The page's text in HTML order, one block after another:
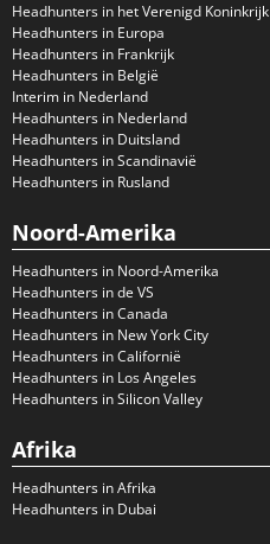
Headhunters in het Verenigd Koninkrijk
Headhunters in Europa
Headhunters in Frankrijk
Headhunters in België
Interim in Nederland
Headhunters in Nederland
Headhunters in Duitsland
Headhunters in Scandinavië
Headhunters in Rusland
Noord-Amerika
Headhunters in Noord-Amerika
Headhunters in de VS
Headhunters in Canada
Headhunters in New York City
Headhunters in Californië
Headhunters in Los Angeles
Headhunters in Silicon Valley
Afrika
Headhunters in Afrika
Headhunters in Dubai